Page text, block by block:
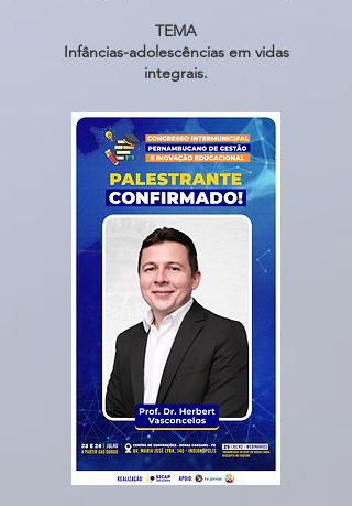
TEMA
Infâncias-adolescências em vidas
integrais.